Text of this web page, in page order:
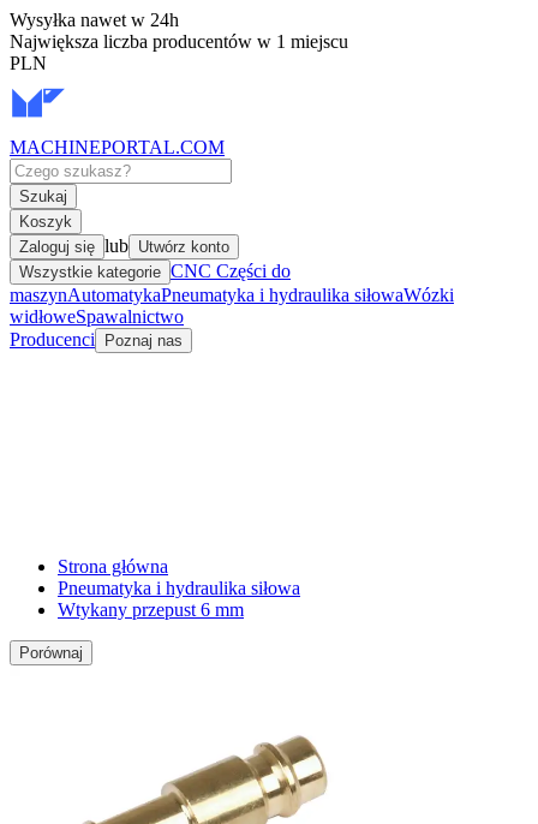
Wysyłka nawet w 24h
Największa liczba producentów w 1 miejscu
PLN
MACHINEPORTAL.COM
Szukaj
Koszyk
Zaloguj się lub Utwórz konto
Wszystkie kategorie CNC Części do
maszynAutomatykaPneumatyka i hydraulika siłowaWózki
widłoweSpawalnictwo
Producenci
Poznaj nas
Strona główna
Pneumatyka i hydraulika siłowa
Wtykany przepust 6 mm
Porównaj